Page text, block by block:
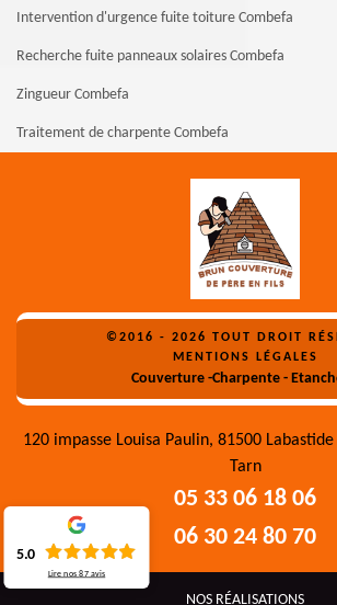
NOS RÉALISATIONS
Intervention d'urgence fuite toiture Combefa
Recherche fuite panneaux solaires Combefa
Zingueur Combefa
Traitement de charpente Combefa
©2016 - 2026 TOUT DROIT
MENTIONS LÉGALES
Couverture -Charpente -
120 impasse Louisa Paulin, 81500
Tarn
05 33 06 18 06
06 30 24 80 70
5.0
Lire nos87 avis